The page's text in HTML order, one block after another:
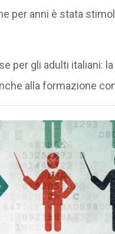
per anni è stata
per gli adulti italiani:
alla formazione